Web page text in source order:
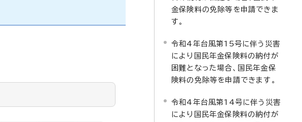
金保険料の免除等を申請できま
す。
令和4年台風第15号に伴う災害
により国民年金保険料の納付が
困難となった場合、国民年金保
険料の免除等を申請できます。
令和4年台風第14号に伴う災害
により国民年金保険料の納付が